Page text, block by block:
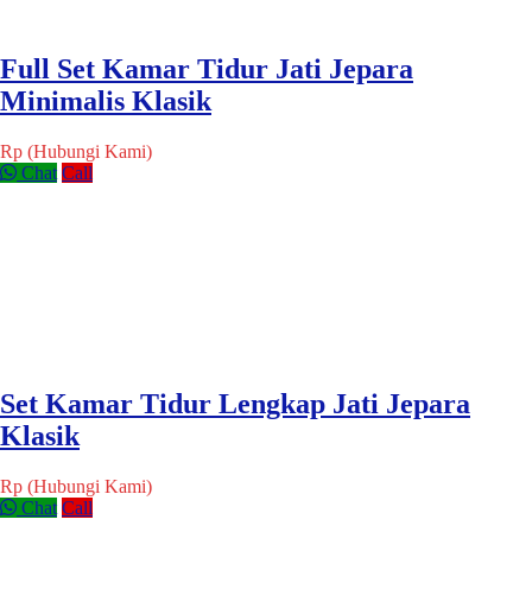
Full Set Kamar Tidur Jati Jepara
Minimalis Klasik
Rp (Hubungi Kami)
Chat Call
Set Kamar Tidur Lengkap Jati Jepara
Klasik
Rp (Hubungi Kami)
Chat Call